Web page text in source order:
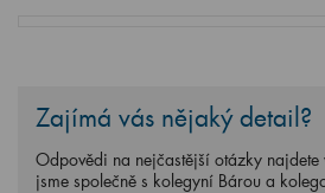
Zajímá vás nějaký detail?
Odpovědi na nejčastější otázky najdete
jsme společně s kolegyní Bárou a